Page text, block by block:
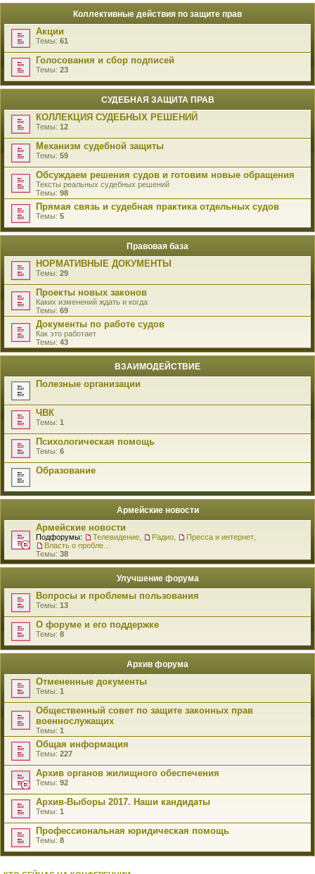
Коллективные действия по защите прав
Акции
Темы: 61
Голосования и сбор подписей
Темы: 23
СУДЕБНАЯ ЗАЩИТА ПРАВ
КОЛЛЕКЦИЯ СУДЕБНЫХ РЕШЕНИЙ
Темы: 12
Механизм судебной защиты
Темы: 59
Обсуждаем решения судов и готовим новые обращения
Тексты реальных судебных решений
Темы: 98
Прямая связь и судебная практика отдельных судов
Темы: 5
Правовая база
НОРМАТИВНЫЕ ДОКУМЕНТЫ
Темы: 29
Проекты новых законов
Каких изменений ждать и когда
Темы: 69
Документы по работе судов
Как это работает
Темы: 43
ВЗАИМОДЕЙСТВИЕ
Полезные организации
ЧВК
Темы: 1
Психологическая помощь
Темы: 6
Образование
Армейские новости
Армейские новости
Подфорумы: Телевидение Радио Пресса и интернет
Темы: 38
Улучшение форума
Вопросы и проблемы пользования
Темы: 13
О форуме и его поддержке
Темы: 8
Архив форума
Отмененные документы
Темы: 1
Общественный совет по защите законных прав
военнослужащих
Темы: 1
Общая информация
Темы: 227
Архив органов жилищного обеспечения
Темы: 92
Архив-Выборы 2017. Наши кандидаты
Темы: 1
Профессиональная юридическая помощь
Темы: 8